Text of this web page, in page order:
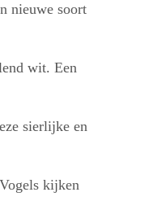
nieuwe soort
wit. Een
sierlijke en
kijken